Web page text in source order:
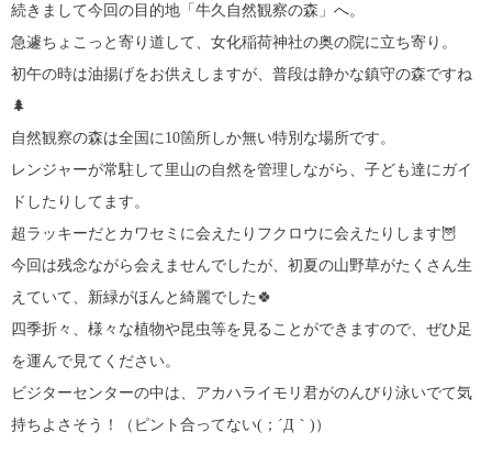
続きまして今回の目的地「牛久自然観察の森」へ。
急遽ちょこっと寄り道して、女化稲荷神社の奥の院に立ち寄り。
初午の時は油揚げをお供えしますが、普段は静かな鎮守の森ですね
🌲
自然観察の森は全国に10箇所しか無い特別な場所です。
レンジャーが常駐して里山の自然を管理しながら、子ども達にガイ
ドしたりしてます。
超ラッキーだとカワセミに会えたりフクロウに会えたりします🦉
今回は残念ながら会えませんでしたが、初夏の山野草がたくさん生
えていて、新緑がほんと綺麗でした🍀
四季折々、様々な植物や昆虫等を見ることができますので、ぜひ足
を運んで見てください。
ビジターセンターの中は、アカハライモリ君がのんびり泳いでて気
持ちよさそう！（ピント合ってない(；´Д｀)）